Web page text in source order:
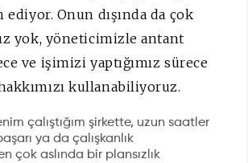
ediyor. Onun dışında da çok
yok, yöneticimizle antant
ve işimizi yaptığımız sürece
kullanabiliyoruz.
çalıştığım şirkette, uzun saatler
ya da çalışkanlık
çok aslında bir plansızlık